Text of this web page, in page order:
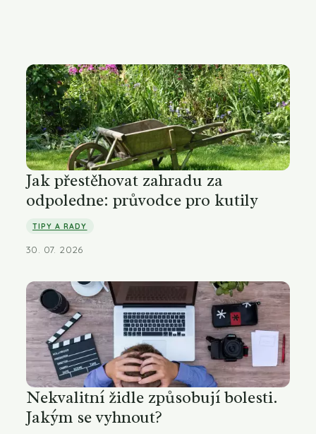
Jak přestěhovat zahradu za
odpoledne: průvodce pro kutily
TIPY A RADY
30. 07. 2026
Nekvalitní židle způsobují bolesti.
Jakým se vyhnout?